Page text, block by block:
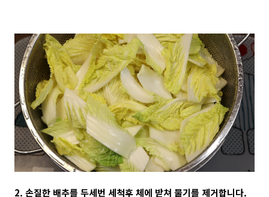
2. 손질한 배추를 두세번 세척후 체에 받쳐 물기를 제거합니다.